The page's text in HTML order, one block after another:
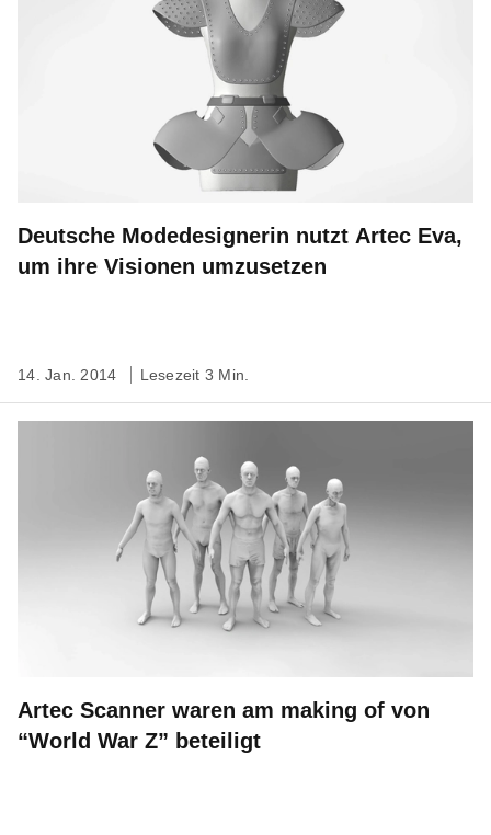
Deutsche Modedesignerin nutzt Artec Eva,
um ihre Visionen umzusetzen
14. Jan. 2014 Lesezeit 3 Min.
Artec Scanner waren am making of von
“World War Z” beteiligt